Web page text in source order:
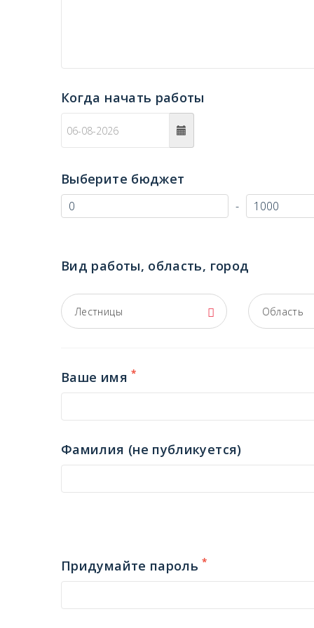
Когда начать работы
Выберите бюджет
-
Вид работы, область, город
Лестницы Область
Ваше имя*
Фамилия (не публикуется)
Придумайте пароль*